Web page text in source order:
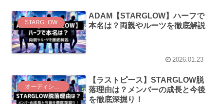
STARGLOW
ADAM【STARGLOW】ハーフで
本名は？両親やルーツを徹底解説
2026.01.23
オーディション
【ラストピース】STARGLOW脱
落理由は？メンバーの成長と今後
を徹底深掘り！